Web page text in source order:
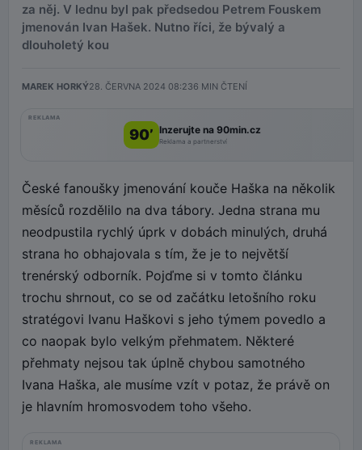
za něj. V lednu byl pak předsedou Petrem Fouskem
jmenován Ivan Hašek. Nutno říci, že bývalý a
dlouholetý kou
MAREK HORKÝ28. ČERVNA 2024 08:236 MIN ČTENÍ
REKLAMA
90’ Inzerujte na 90min.cz
Reklama a partnerství
České fanoušky jmenování kouče Haška na několik
měsíců rozdělilo na dva tábory. Jedna strana mu
neodpustila rychlý úprk v dobách minulých, druhá
strana ho obhajovala s tím, že je to největší
trenérský odborník. Pojďme si v tomto článku
trochu shrnout, co se od začátku letošního roku
stratégovi Ivanu Haškovi s jeho týmem povedlo a
co naopak bylo velkým přehmatem. Některé
přehmaty nejsou tak úplně chybou samotného
Ivana Haška, ale musíme vzít v potaz, že právě on
je hlavním hromosvodem toho všeho.
REKLAMA